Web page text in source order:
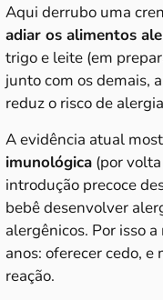
Aqui derrubo uma
adiar os alimentos
trigo e leite (em
junto com os demais,
reduz o risco de
A evidência atual
imunológica (por
introdução precoce
bebê desenvolver
alergênicos. Por isso
anos: oferecer cedo,
reação.